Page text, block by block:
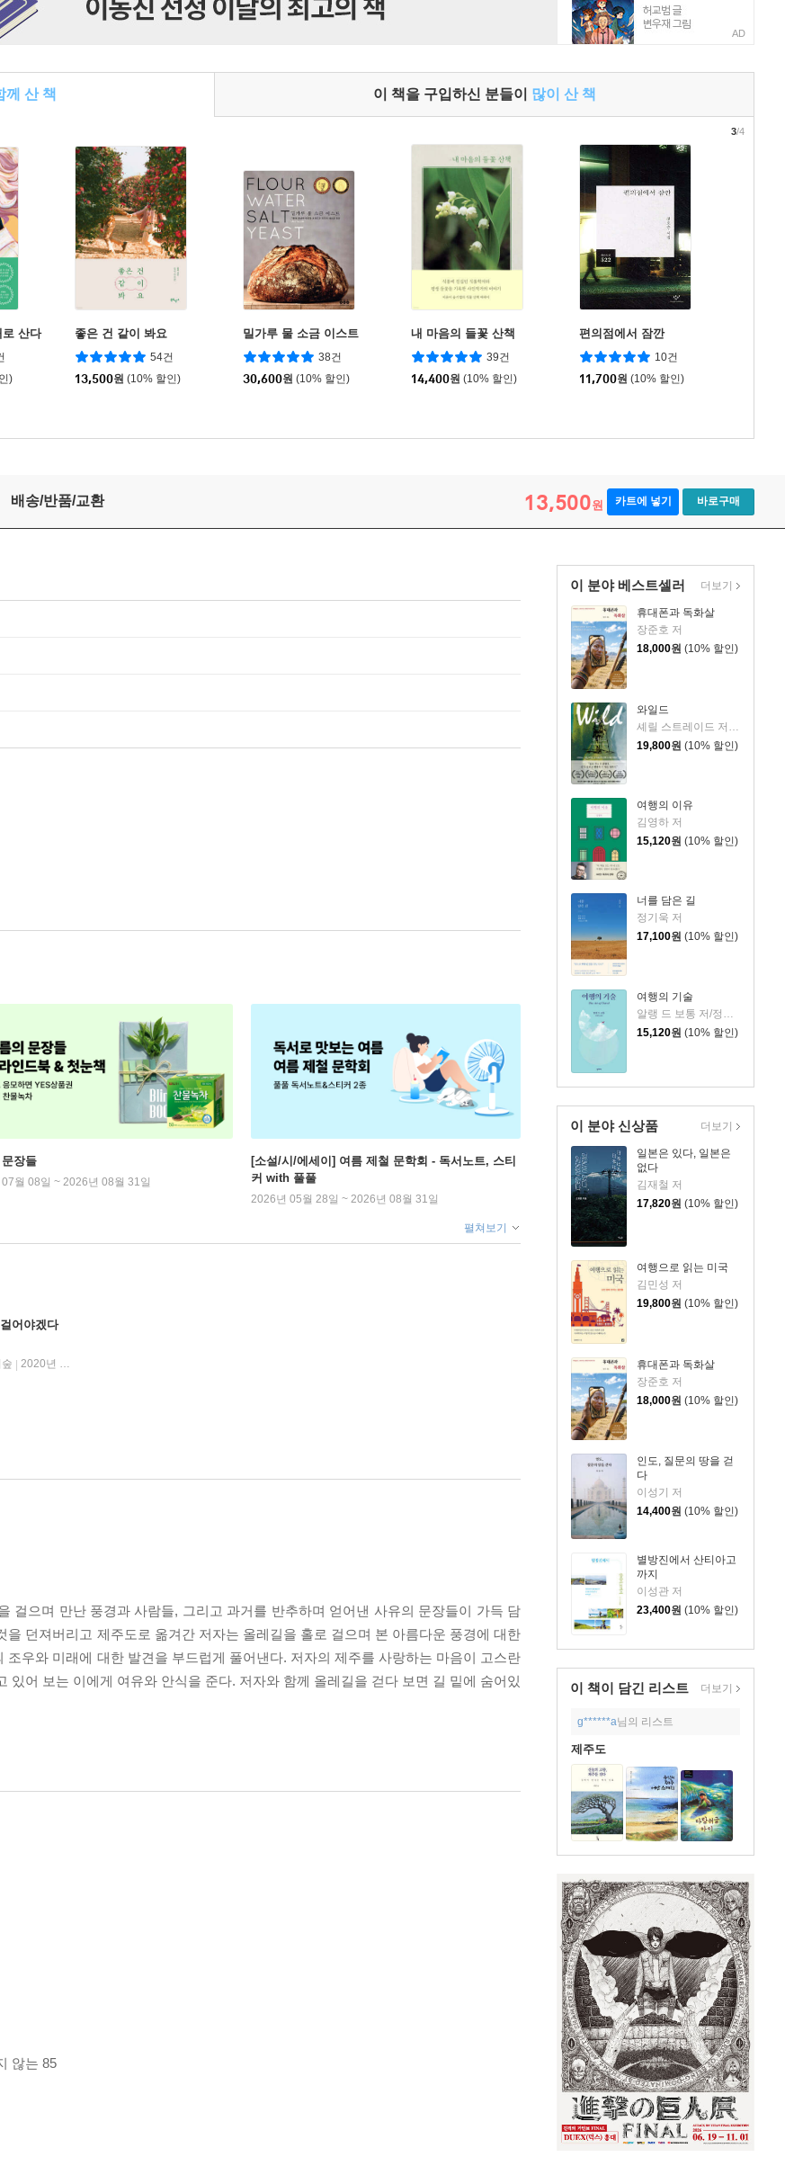
AD
께 산 책 이 책을 구입하신 분들이 많이 산 책
로 산다
)
좋은 건 같이 봐요
54건
13,500원 (10% 할인)
밀가루 물 소금 이스트
38건
30,600원 (10% 할인)
내 마음의 들꽃 산책
39건
14,400원 (10% 할인)
편의점에서 잠깐
10건
11,700원 (10% 할인)
3/4
배송/반품/교환 13,500원 카트에 넣기 바로구매
이 분야 베스트셀러
휴대폰과 독화살
장준호 저
18,000원 (10% 할인)
와일드
셰릴 스트레이드 저/우진하 역
19,800원 (10% 할인)
여행의 이유
김영하 저
15,120원 (10% 할인)
너를 담은 길
정기욱 저
17,100원 (10% 할인)
여행의 기술
알랭 드 보통 저/정영목 역
15,120원 (10% 할인)
더보기
이 분야 신상품
일본은 있다, 일본은
없다
김재철 저
17,820원 (10% 할인)
여행으로 읽는 미국
김민성 저
19,800원 (10% 할인)
휴대폰과 독화살
장준호 저
18,000원 (10% 할인)
인도, 질문의 땅을 걷
다
이성기 저
14,400원 (10% 할인)
별방진에서 산티아고
까지
이성관 저
23,400원 (10% 할인)
더보기
이 책이 담긴 리스트 더보기
g******a님의 리스트
제주도
장들
월 08일 ~ 2026년 08월 31일
[소설/시/에세이] 여름 제철 문학회 - 독서노트, 스티
커 with 풀풀
2026년 05월 28일 ~ 2026년 08월 31일
펼쳐보기
어야겠다
2020년 10월 26일
걸으며 만난 풍경과 사람들, 그리고 과거를 반추하며 얻어낸 사유의 문장들이 가득 담
던져버리고 제주도로 옮겨간 저자는 올레길을 홀로 걸으며 본 아름다운 풍경에 대한
우와 미래에 대한 발견을 부드럽게 풀어낸다. 저자의 제주를 사랑하는 마음이 고스란
있어 보는 이에게 여유와 안식을 준다. 저자와 함께 올레길을 걷다 보면 길 밑에 숨어있
않는 85